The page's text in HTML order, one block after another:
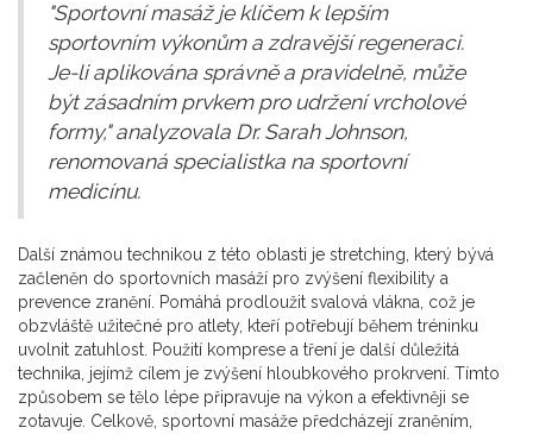
"Sportovní masáž je klíčem k lepším
sportovním výkonům a zdravější regeneraci.
Je-li aplikována správně a pravidelně, může
být zásadním prvkem pro udržení vrcholové
formy," analyzovala Dr. Sarah Johnson,
renomovaná specialistka na sportovní
medicínu.
Další známou technikou z této oblasti je stretching, který bývá
začleněn do sportovních masáží pro zvýšení flexibility a
prevence zranění. Pomáhá prodloužit svalová vlákna, což je
obzvláště užitečné pro atlety, kteří potřebují během tréninku
uvolnit zatuhlost. Použití komprese a tření je další důležitá
technika, jejímž cílem je zvýšení hloubkového prokrvení. Tímto
způsobem se tělo lépe připravuje na výkon a efektivněji se
zotavuje. Celkově, sportovní masáže předcházejí zraněním,